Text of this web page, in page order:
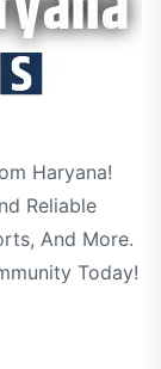
Haryana!
Reliable
And More.
Today!